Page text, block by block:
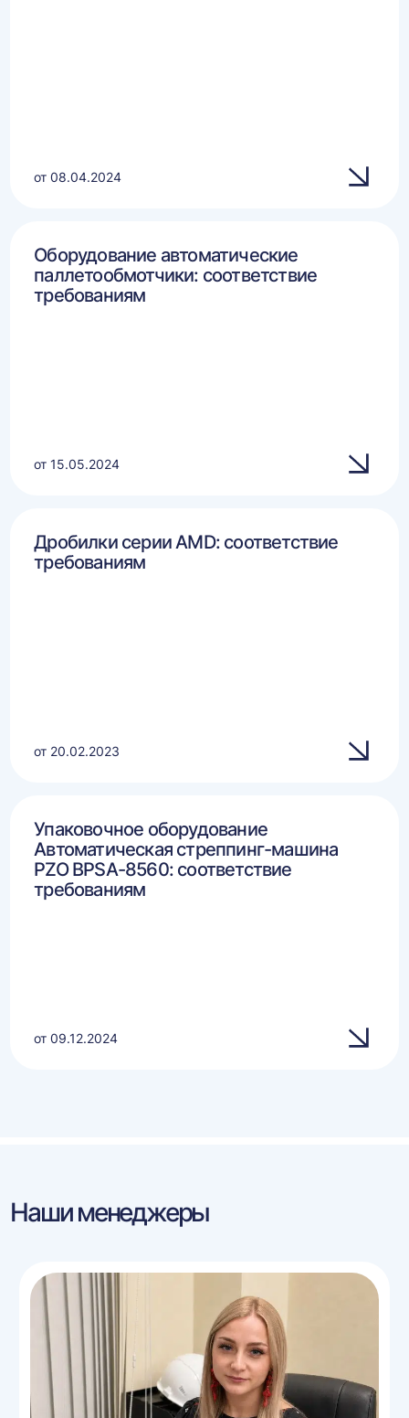
от 08.04.2024
Оборудование автоматические
паллетообмотчики: соответствие
требованиям
от 15.05.2024
Дробилки серии AMD: соответствие
требованиям
от 20.02.2023
Упаковочное оборудование
Автоматическая стреппинг-машина
PZO BPSA-8560: соответствие
требованиям
от 09.12.2024
Наши менеджеры